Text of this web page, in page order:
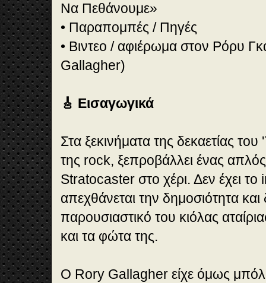
Να Πεθάνουμε»
• Παραπομπές / Πηγές
• Βιντεο / αφιέρωμα στον Ρόρυ
Gallagher)
🎸 Εισαγωγικά
Στα ξεκινήματα της δεκαετίας
της rock, ξεπροβάλλει ένας
Stratocaster στο χέρι. Δεν έχει
απεχθάνεται την δημοσιότητα και
παρουσιαστικό του κιόλας
και τα φώτα της.
Ο Rory Gallagher είχε όμως